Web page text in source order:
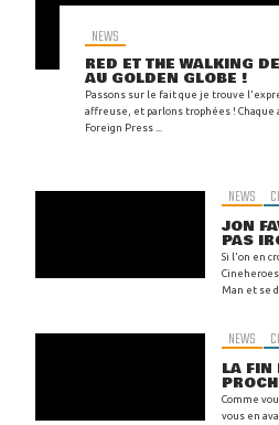
NEWS
RED ET THE WALKING
AU GOLDEN GLOBE !
Passons sur le fait que je trouve
affreuse, et parlons trophées ! Chaque
Foreign Press ...
NEWS
JON
PAS
Si l'on en
Man et se
NEWS
LA FIN
Comme
vous en